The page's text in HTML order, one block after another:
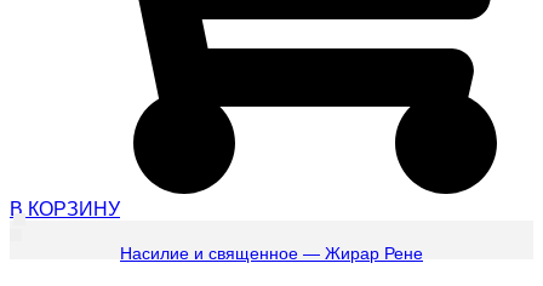
В КОРЗИНУ
Насилие и священное — Жирар Рене